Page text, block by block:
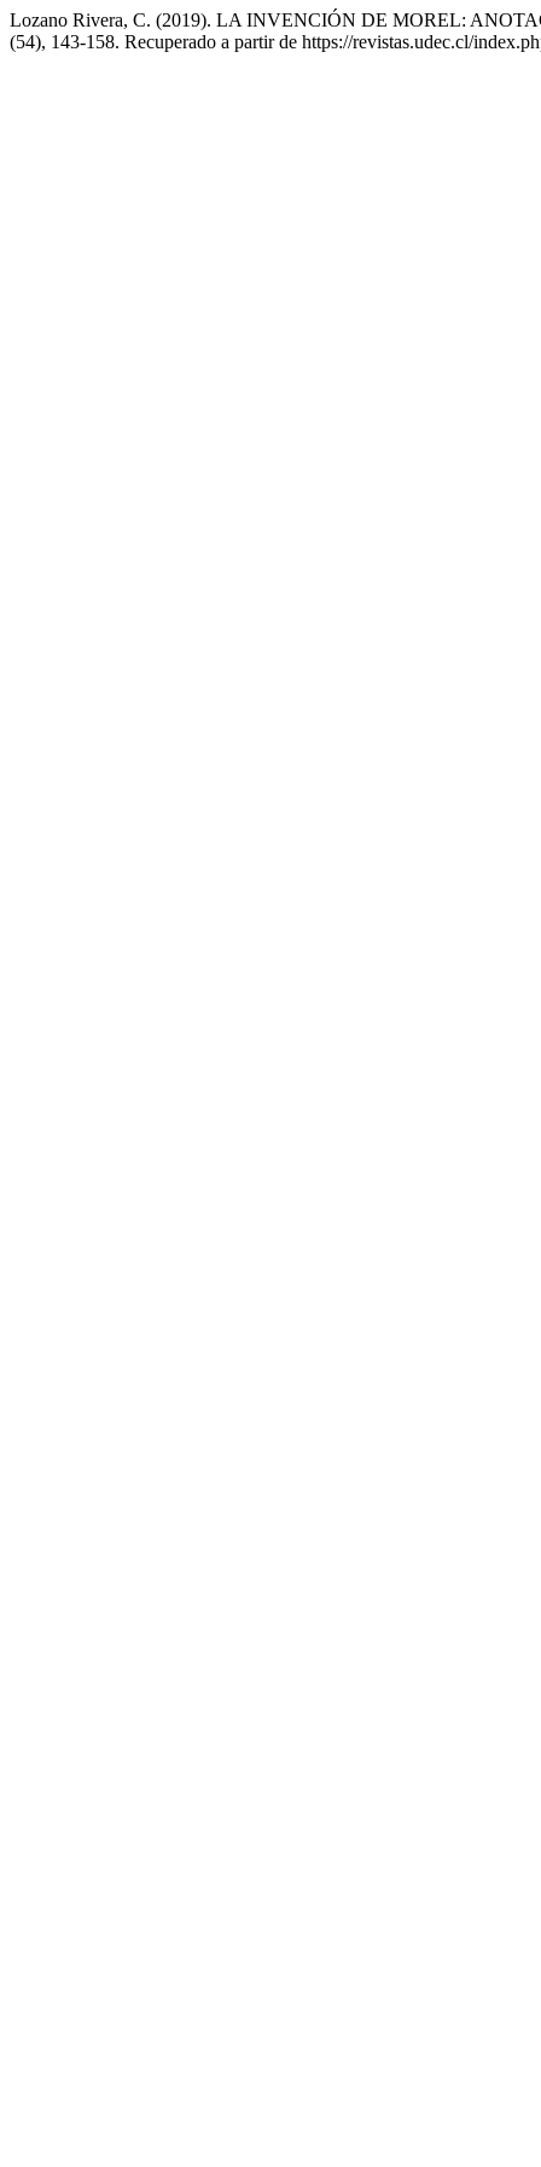
Lozano Rivera, C. (2019). LA INVENCIÓN DE MOREL:
(54), 143-158. Recuperado a partir de https://revistas.udec.cl/